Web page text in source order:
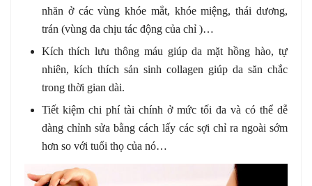
nhăn ở các vùng khóe mắt, khóe miệng, thái dương,
trán (vùng da chịu tác động của chỉ )…
Kích thích lưu thông máu giúp da mặt hồng hào, tự
nhiên, kích thích sản sinh collagen giúp da săn chắc
trong thời gian dài.
Tiết kiệm chi phí tài chính ở mức tối đa và có thể dễ
dàng chỉnh sửa bằng cách lấy các sợi chỉ ra ngoài sớm
hơn so với tuổi thọ của nó…